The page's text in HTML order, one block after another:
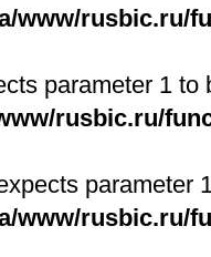
www/rusbic.ru/
parameter 1
rusbic.ru/
parameter
www/rusbic.ru/